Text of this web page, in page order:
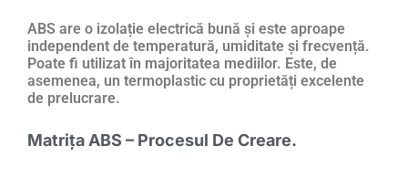
ABS are o izolație electrică bună și este aproape
independent de temperatură, umiditate și frecvență.
Poate fi utilizat în majoritatea mediilor. Este, de
asemenea, un termoplastic cu proprietăți excelente
de prelucrare.
Matrița ABS – Procesul De Creare.